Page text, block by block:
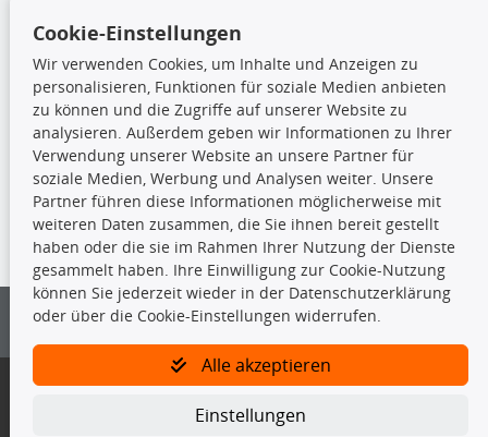
Stoßdämpfer
TecDoc Inside
Die hier angezeigten Daten insbesondere die gesamte Datenbank dürfen
nicht kopiert werden.
Es ist zu unterlassen, die Daten oder die gesamte Datenbank ohne
vorherige Zustimmung von TecDoc zu vervielfältigen, zu verbreiten
und/oder diese Handlungen durch Dritte ausführen zu lassen. Ein
Bitte prüfen Sie, ob das über unseren Onlineshop identifizierte Ersatzteil
Gegebenenfalls sind ergänzende Informationen notwendig, um
Cookie-Einstellungen
Wir verwenden Cookies, um Inhalte und Anzeigen zu
personalisieren, Funktionen für soziale Medien anbieten
zu können und die Zugriffe auf unserer Website zu
analysieren. Außerdem geben wir Informationen zu Ihrer
Verwendung unserer Website an unsere Partner für
soziale Medien, Werbung und Analysen weiter. Unsere
Partner führen diese Informationen möglicherweise mit
weiteren Daten zusammen, die Sie ihnen bereit gestellt
haben oder die sie im Rahmen Ihrer Nutzung der Dienste
gesammelt haben. Ihre Einwilligung zur Cookie-Nutzung
können Sie jederzeit wieder in der Datenschutzerklärung
oder über die Cookie-Einstellungen widerrufen.
Alle akzeptieren
Einstellungen